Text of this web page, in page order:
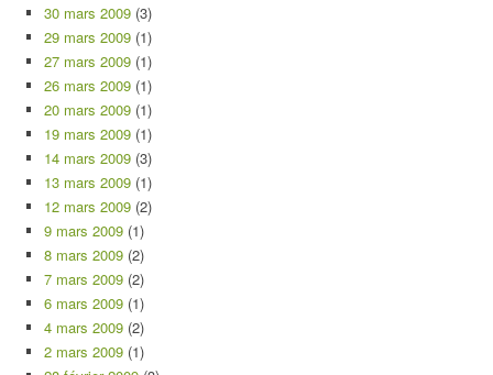
30 mars 2009 (3)
29 mars 2009 (1)
27 mars 2009 (1)
26 mars 2009 (1)
20 mars 2009 (1)
19 mars 2009 (1)
14 mars 2009 (3)
13 mars 2009 (1)
12 mars 2009 (2)
9 mars 2009 (1)
8 mars 2009 (2)
7 mars 2009 (2)
6 mars 2009 (1)
4 mars 2009 (2)
2 mars 2009 (1)